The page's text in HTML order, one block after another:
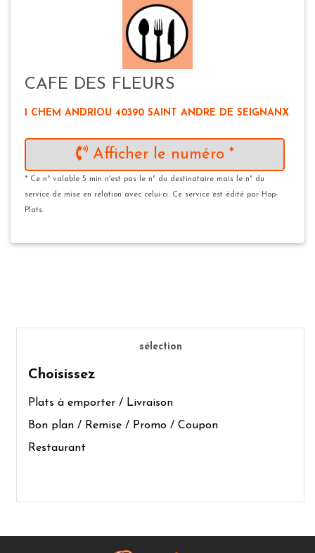
CAFE DES FLEURS
1 CHEM ANDRIOU 40390 SAINT ANDRE DE SEIGNANX
Afficher le numéro *
* Ce n° valable 5 min n'est pas le n° du destinataire mais le n° du
service de mise en relation avec celui-ci. Ce service est édité par Hop-
Plats.
sélection
Choisissez
Plats à emporter / Livraison
Bon plan / Remise / Promo / Coupon
Restaurant